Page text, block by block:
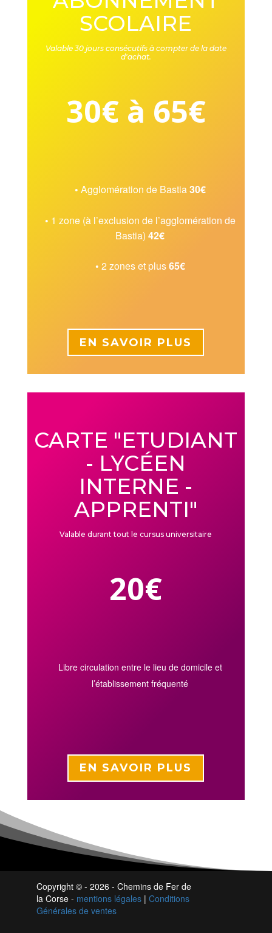
SCOLAIRE
Valable 30 jours consécutifs à compter de la date
d'achat.
30€ à 65€
• Agglomération de Bastia30€
• 1 zone (à l’exclusion de l’agglomération de
Bastia)42€
• 2 zones et plus65€
EN SAVOIR PLUS
CARTE "ETUDIANT
- LYCÉEN
INTERNE -
APPRENTI"
Valable durant tout le cursus universitaire
20€
Libre circulation entre le lieu de domicile et
l’établissement fréquenté
EN SAVOIR PLUS
Copyright © - 2026 - Chemins de Fer de
la Corse - mentions légales| Conditions
Générales de ventes